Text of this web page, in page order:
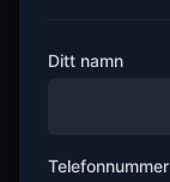
Ditt namn
Telefonnummer